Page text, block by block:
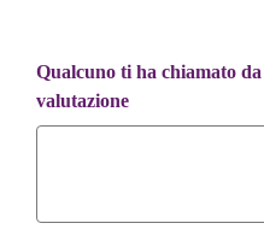
Qualcuno ti ha chiamato
valutazione